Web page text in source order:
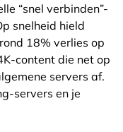
“snel verbinden”-
snelheid hield
18% verlies op
content die net op
servers af.
servers en je